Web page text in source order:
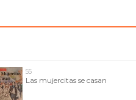
55
Las mujercitas se casan